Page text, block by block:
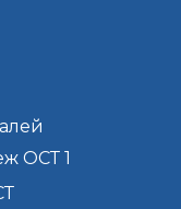
ОСТ 1